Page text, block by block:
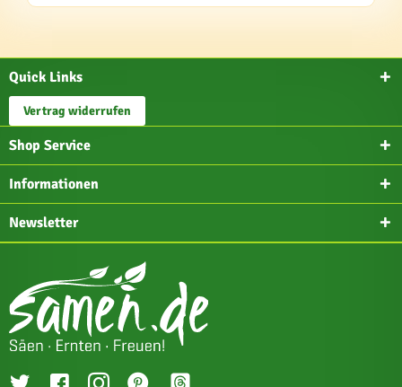
Quick Links
Vertrag widerrufen
Shop Service
Informationen
Newsletter